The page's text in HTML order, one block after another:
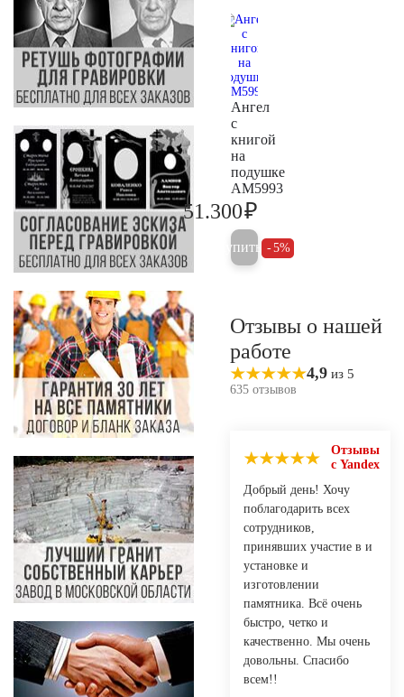
Ангел
с
книгой
на
подушке
AM5993
51.300₽
Купить 5%
Отзывы о нашей
работе
4,9 из 5
635 отзывов
Отзывы
с Yandex
Добрый день! Хочу
поблагодарить всех
сотрудников,
принявших участие в и
установке и
изготовлении
памятника. Всё очень
быстро, четко и
качественно. Мы очень
довольны. Спасибо
всем!!